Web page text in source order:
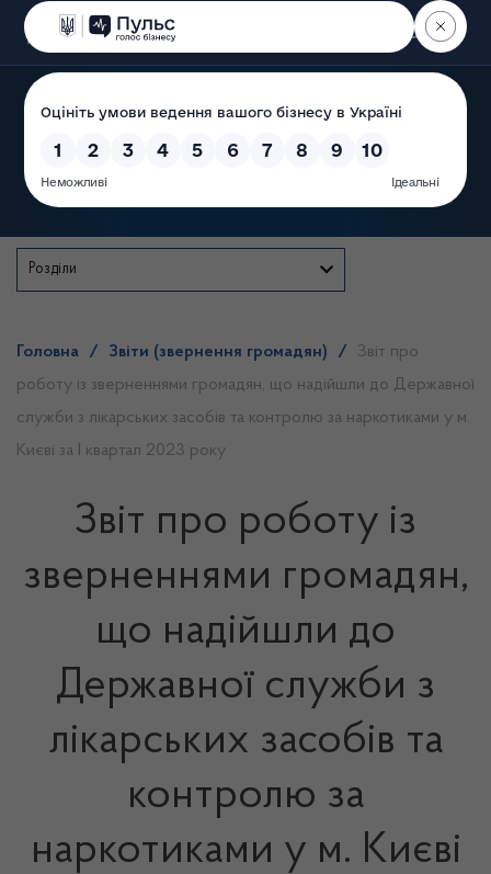
Пошук
Розділи
Головна / Звіти (звернення громадян) /
Звіт про
роботу із зверненнями громадян, що надійшли до Державної
служби з лікарських засобів та контролю за наркотиками у м.
Києві за І квартал 2023 року
Звіт про роботу із
зверненнями громадян,
що надійшли до
Державної служби з
лікарських засобів та
контролю за
наркотиками у м. Києві